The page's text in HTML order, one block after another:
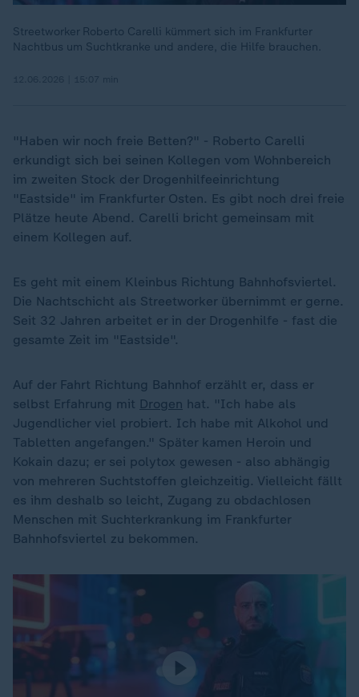
Streetworker Roberto Carelli kümmert sich im Frankfurter
Nachtbus um Suchtkranke und andere, die Hilfe brauchen.
"Haben wir noch freie Betten?" - Roberto Carelli
erkundigt sich bei seinen Kollegen vom Wohnbereich
im zweiten Stock der Drogenhilfeeinrichtung
"Eastside" im Frankfurter Osten. Es gibt noch drei freie
Plätze heute Abend. Carelli bricht gemeinsam mit
einem Kollegen auf.
Es geht mit einem Kleinbus Richtung Bahnhofsviertel.
Die Nachtschicht als Streetworker übernimmt er gerne.
Seit 32 Jahren arbeitet er in der Drogenhilfe - fast die
gesamte Zeit im "Eastside".
Auf der Fahrt Richtung Bahnhof erzählt er, dass er
selbst Erfahrung mit Drogen hat. "Ich habe als
Jugendlicher viel probiert. Ich habe mit Alkohol und
Tabletten angefangen." Später kamen Heroin und
Kokain dazu; er sei polytox gewesen - also abhängig
von mehreren Suchtstoffen gleichzeitig. Vielleicht fällt
es ihm deshalb so leicht, Zugang zu obdachlosen
Menschen mit Suchterkrankung im Frankfurter
Bahnhofsviertel zu bekommen.